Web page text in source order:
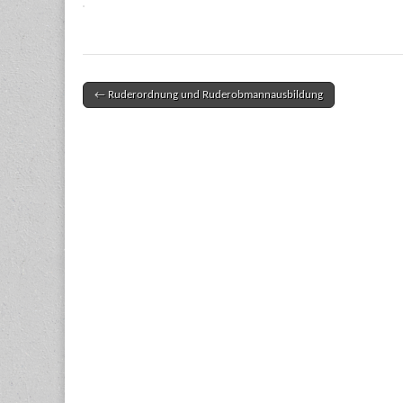
Post navigation
← Ruderordnung und Ruderobmannausbildung